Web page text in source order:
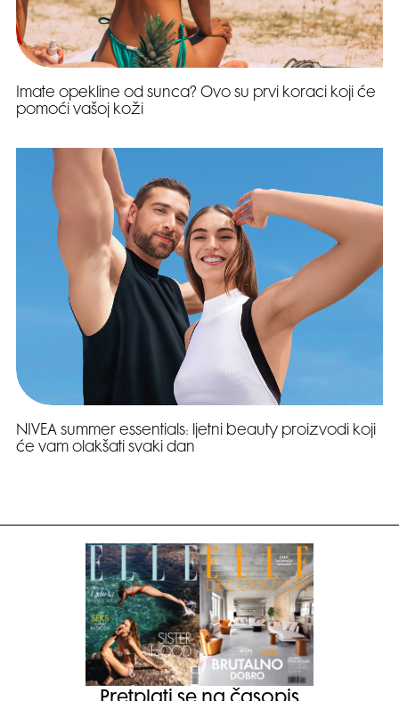
Imate opekline od sunca? Ovo su prvi koraci koji će
pomoći vašoj koži
NIVEA summer essentials: ljetni beauty proizvodi koji
će vam olakšati svaki dan